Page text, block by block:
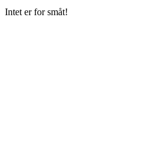
Intet er for småt!